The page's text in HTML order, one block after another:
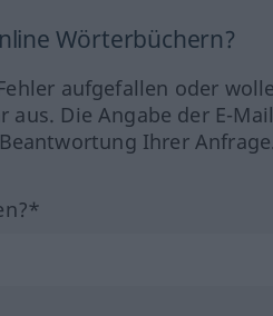
Wörterbüchern?
aufgefallen oder
aus. Die Angabe der E-
Ihrer Anfrage.